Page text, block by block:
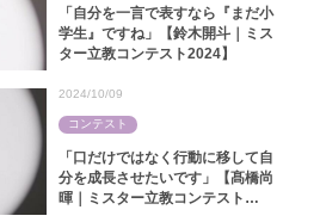
「自分を一言で表すなら『まだ小
学生』ですね」【鈴木開斗｜ミス
ター立教コンテスト2024】
「口だけではなく行動に移して自
分を成長させたいです」【髙橋尚
暉｜ミスター立教コンテスト
2024/10/09
コンテスト